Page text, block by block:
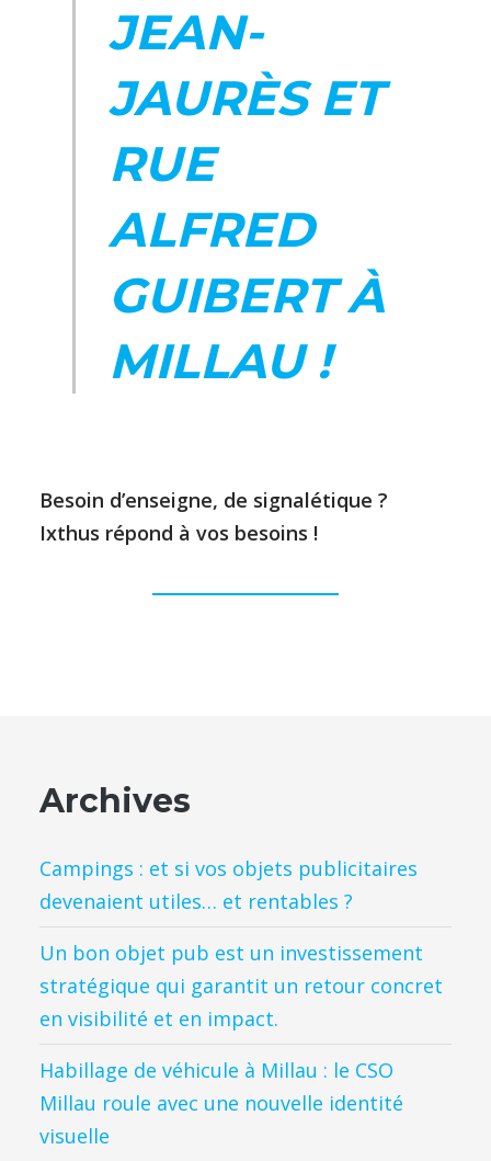
JEAN-
JAURÈS ET
RUE
ALFRED
GUIBERT À
MILLAU !
Besoin d’enseigne, de signalétique ?
Ixthus répond à vos besoins !
Archives
Campings : et si vos objets publicitaires
devenaient utiles… et rentables ?
Un bon objet pub est un investissement
stratégique qui garantit un retour concret
en visibilité et en impact.
Habillage de véhicule à Millau : le CSO
Millau roule avec une nouvelle identité
visuelle